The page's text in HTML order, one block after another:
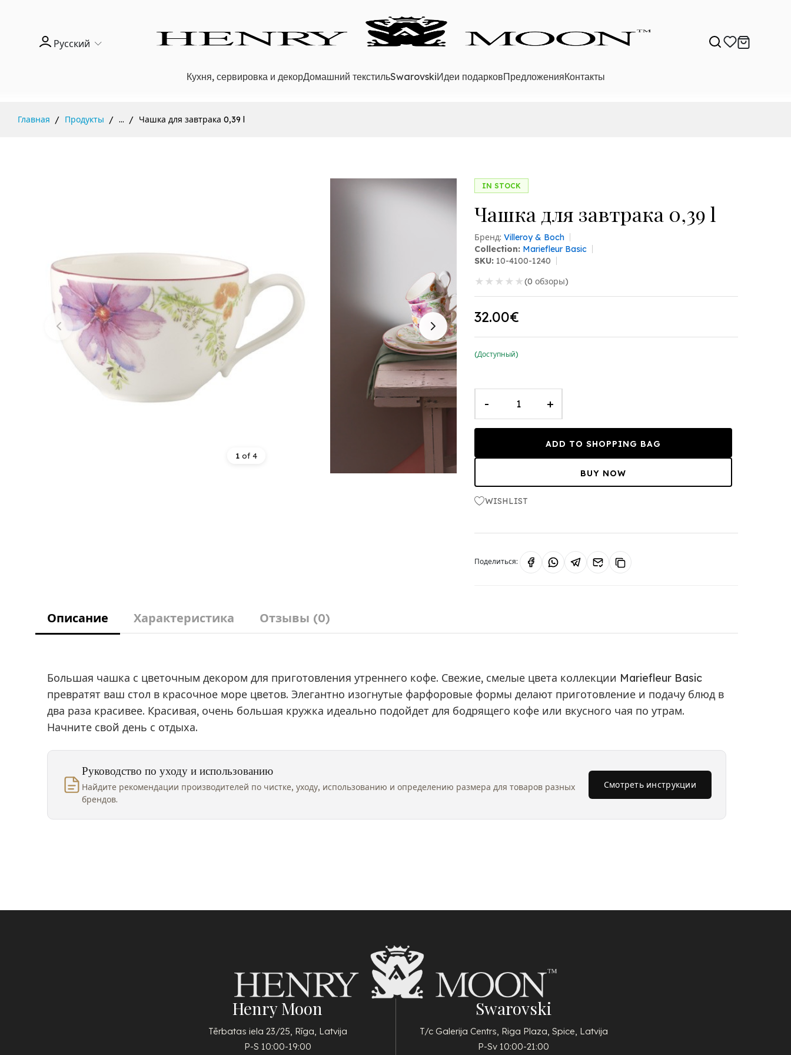
Русский
Кухня, сервировка и декорДомашний текстильSwarovskiИдеи подарковПредложенияКонтакты
Главная Продукты ... Чашка для завтрака 0,39 l
1of 4
IN STOCK
Чашка для завтрака 0,39 l
Бренд:Villeroy & Boch
Collection: Mariefleur Basic
SKU: 10-4100-1240
★ ★ ★ ★ ★(0 обзоры)
32.00€
(Доступный)
- +
ADD TO SHOPPING BAG
BUY NOW
WISHLIST
Поделиться:
Описание Характеристика Отзывы (0)
Большая чашка с цветочным декором для приготовления утреннего кофе. Свежие, смелые цвета коллекции Mariefleur Basic
превратят ваш стол в красочное море цветов. Элегантно изогнутые фарфоровые формы делают приготовление и подачу блюд в
два раза красивее. Красивая, очень большая кружка идеально подойдет для бодрящего кофе или вкусного чая по утрам.
Начните свой день с отдыха.
Руководство по уходу и использованию
Найдите рекомендации производителей по чистке, уходу, использованию и определению размера для товаров разных
брендов.
Смотреть инструкции
Henry Moon
Tērbatas iela 23/25, Rīga, Latvija
P-S 10:00-19:00
Swarovski
T/c Galerija Centrs, Riga Plaza, Spice, Latvija
P-Sv 10:00-21:00